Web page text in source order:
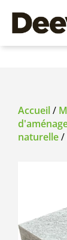
Accueil/
naturelle/